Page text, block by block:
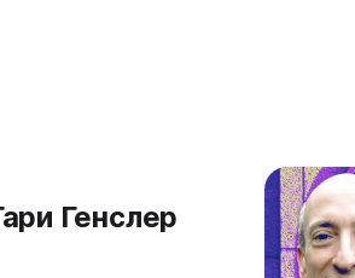
Генслер